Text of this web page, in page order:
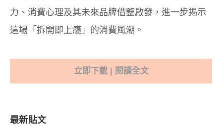
力、消費心理及其未來品牌借鑒啟發，進一步揭示
這場「拆開即上癮」的消費風潮。
立即下載 | 閱讀全文
最新貼文